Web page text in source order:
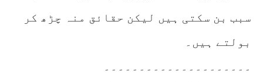
سبب بن سکتی ہیں لیکن حقائق منہ چڑھ کر
بولتے ہیں۔
۔۔۔۔۔۔۔۔۔۔۔۔۔۔۔۔۔۔۔۔۔